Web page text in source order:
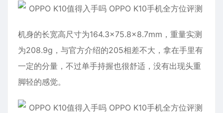
机身的长宽高尺寸为164.3×75.8×8.7mm，重量实测
为208.9g，与官方介绍的205相差不大，拿在手里有
一定的分量，不过单手持握也很舒适，没有出现头重
脚轻的感觉。